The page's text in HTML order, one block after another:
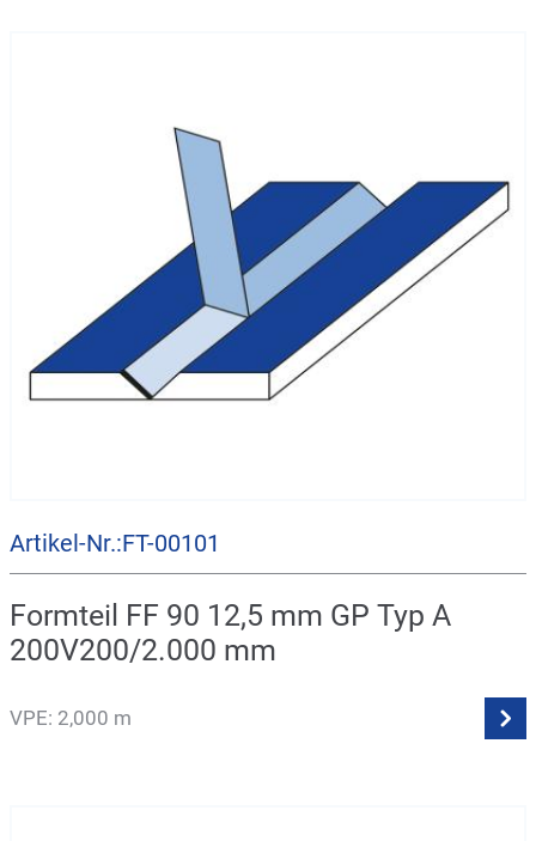
Artikel-Nr.:FT-00101
Formteil FF 90 12,5 mm GP Typ A
200V200/2.000 mm
VPE: 2,000 m